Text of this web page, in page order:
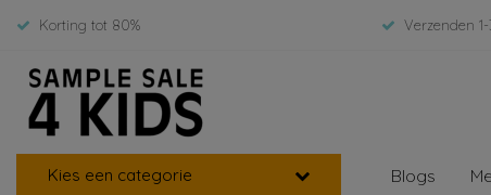
Korting tot 80% Verzenden
Kies een categorie Blogs